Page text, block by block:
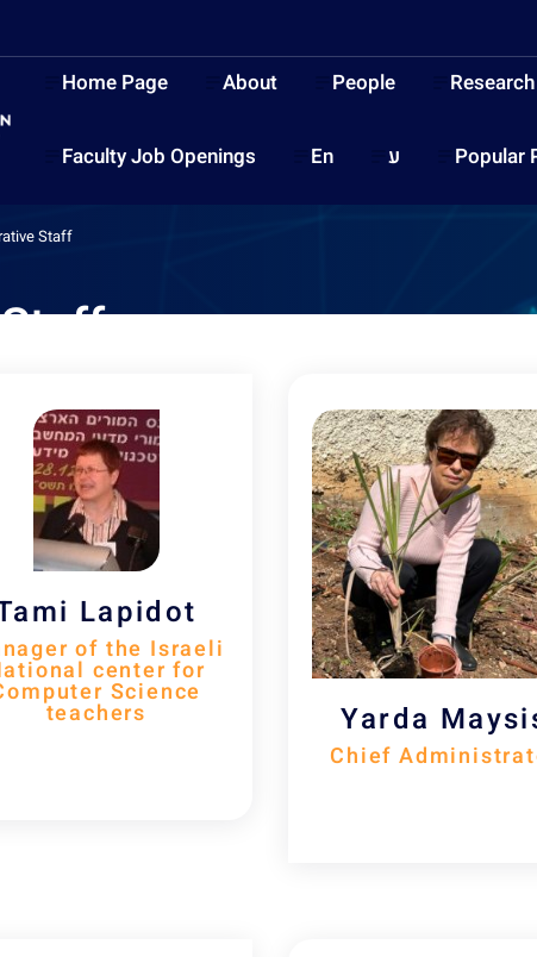
Home Page About People
Faculty Job Openings En ע Popular
Staff
Lapidot
of the Israeli
center for
Science
teachers Yarda
Chief